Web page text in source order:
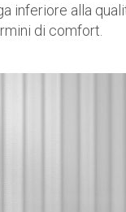
inferiore alla
di comfort.